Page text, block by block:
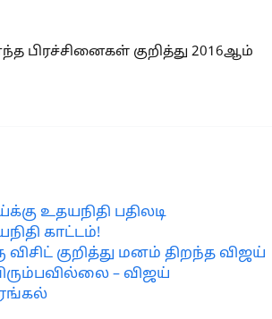
பிரச்சினைகள் குறித்து 2016ஆம்
உதயநிதி பதிலடி
காட்டம்!
குறித்து மனம் திறந்த விஜய்
– விஜய்